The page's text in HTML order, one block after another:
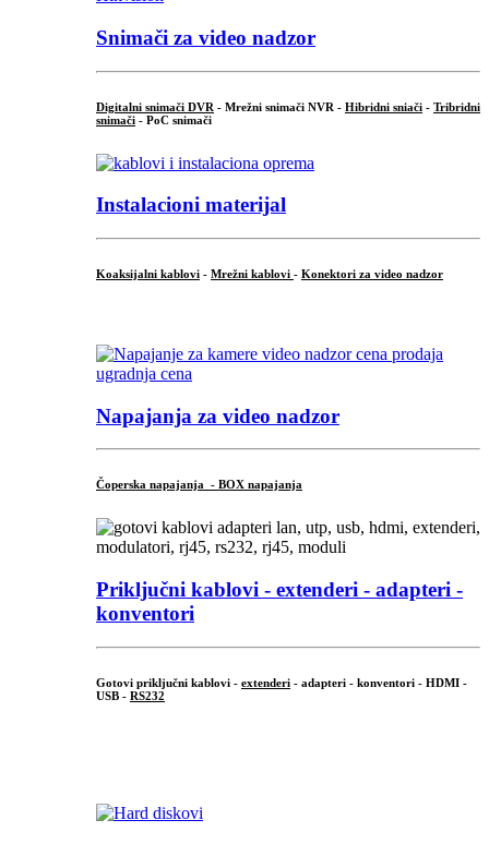
Snimači za video nadzor
Digitalni snimači DVR - Mrežni snimači NVR - Hibridni sniači - Tribridni
snimači - PoC snimači
Instalacioni materijal
Koaksijalni kablovi - Mrežni kablovi - Konektori za video nadzor
Napajanja za video nadzor
Čoperska napajanja - BOX napajanja
Priključni kablovi - extenderi - adapteri -
konventori
Gotovi priključni kablovi - extenderi - adapteri - konventori - HDMI -
USB - RS232